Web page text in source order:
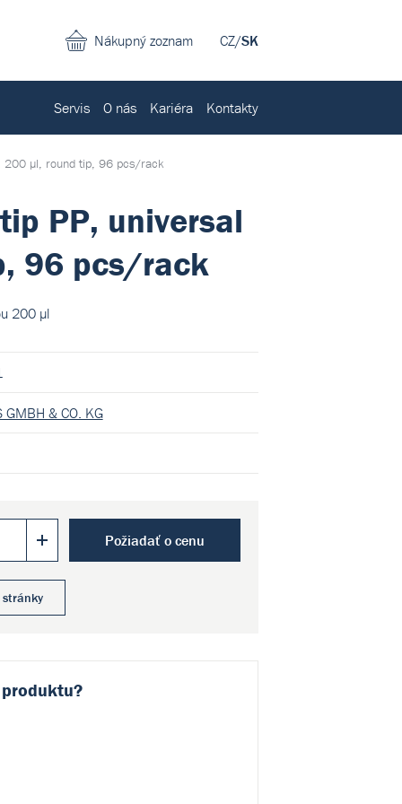
CZ/SK
Nákupný zoznam
Servis O nás Kariéra Kontakty
200 µl, round tip, 96 pcs/rack
PP, universal
96 pcs/rack
200 µl
GMBH & CO. KG
Požiadať o cenu
stránky